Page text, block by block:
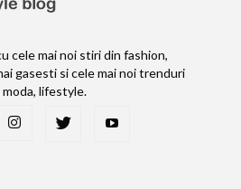
cele mai noi stiri din fashion,
gasesti si cele mai noi trenduri
moda, lifestyle.